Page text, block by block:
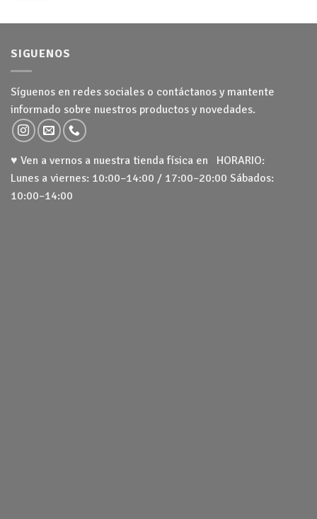
SIGUENOS
Síguenos en redes sociales o contáctanos y mantente
informado sobre nuestros productos y novedades.
♥ Ven a vernos a nuestra tienda física en HORARIO:
Lunes a viernes: 10:00–14:00 / 17:00–20:00 Sábados:
10:00–14:00